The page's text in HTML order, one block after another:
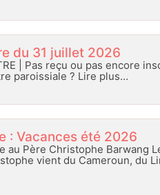
du 31 juillet 2026
| Pas reçu ou pas encore
paroissiale ? Lire plus…
: Vacances été 2026
au Père Christophe Barwang
vient du Cameroun, du